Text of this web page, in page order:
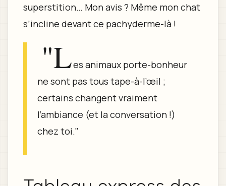
superstition… Mon avis ? Même mon chat
s’incline devant ce pachyderme-là !
"Les animaux porte-bonheur
ne sont pas tous tape-à-l’œil ;
certains changent vraiment
l’ambiance (et la conversation !)
chez toi."